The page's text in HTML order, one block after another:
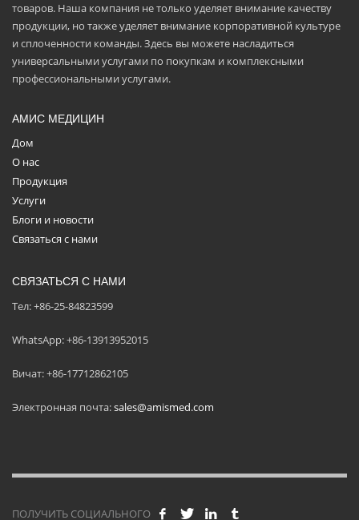
товаров. Наша компания не только уделяет внимание качеству
продукции, но также уделяет внимание корпоративной культуре
и сплоченности команды. Здесь вы можете насладиться
универсальными услугами по покупкам и комплексными
профессиональными услугами.
АМИС МЕДИЦИН
Дом
О нас
Продукция
Услуги
Блоги и новости
Связаться с нами
СВЯЗАТЬСЯ С НАМИ
Тел: +86-25-84823599
WhatsApp: +86-13913952015
Вичат: +86-17712862105
Электронная почта:sales@amismed.com
ПОЛУЧИТЬ СОЦИАЛЬНОГО